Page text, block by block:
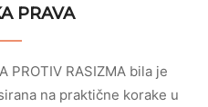
PRAVA
PROTIV RASIZMA bila je
na praktične korake u